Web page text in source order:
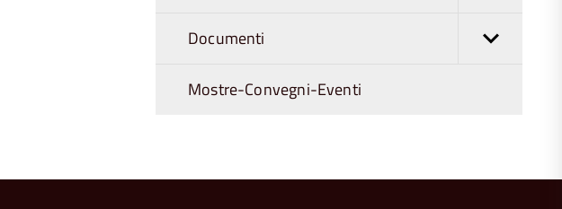
Documenti
Mostre-Convegni-Eventi
del